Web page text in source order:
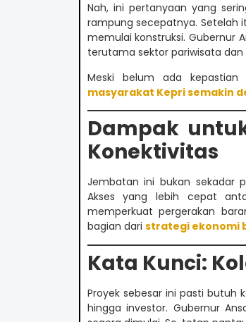
Nah, ini pertanyaan yang
rampung secepatnya. Setelah
memulai konstruksi. Gubernur
terutama sektor pariwisata dan
Meski belum ada kepastian
masyarakat Kepri semakin
Dampak
Konektivitas
Jembatan ini bukan sekadar
Akses yang lebih cepat
memperkuat pergerakan
bagian dari strategi ekonomi
Kata Kunci:
Proyek sebesar ini pasti butuh
hingga investor. Gubernur